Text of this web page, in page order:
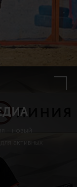
- новый
активных